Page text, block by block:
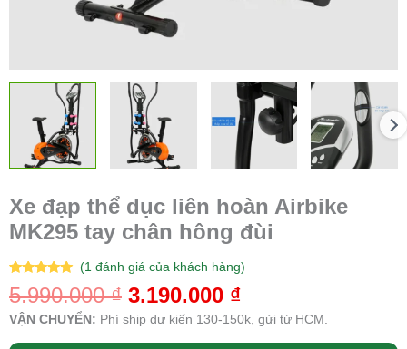
Xe đạp thể dục liên hoàn Airbike
MK295 tay chân hông đùi
5.00trên 5
dựa trên
1
đánh giá
(1đánh giá của khách hàng)
5.990.000₫ 3.190.000 ₫
VẬN CHUYỂN: Phí ship dự kiến 130-150k, gửi từ HCM.